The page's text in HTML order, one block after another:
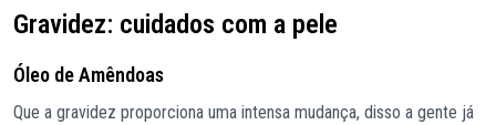
Gravidez: cuidados com a pele
Óleo de Amêndoas
Que a gravidez proporciona uma intensa mudança, disso a gente já